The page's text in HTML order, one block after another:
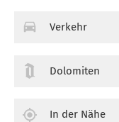
Verkehr
Dolomiten
In der Nähe